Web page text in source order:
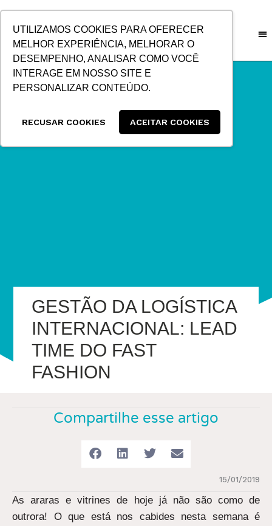
UTILIZAMOS COOKIES PARA OFERECER
MELHOR EXPERIÊNCIA, MELHORAR O
DESEMPENHO, ANALISAR COMO VOCÊ
INTERAGE EM NOSSO SITE E
PERSONALIZAR CONTEÚDO.
RECUSAR COOKIES ACEITAR COOKIES
CONTEÚDO
GESTÃO DA LOGÍSTICA
INTERNACIONAL: LEAD
TIME DO FAST
FASHION
Compartilhe esse artigo
15/01/2019
As araras e vitrines de hoje já não são como de
outrora! O que está nos cabides nesta semana é